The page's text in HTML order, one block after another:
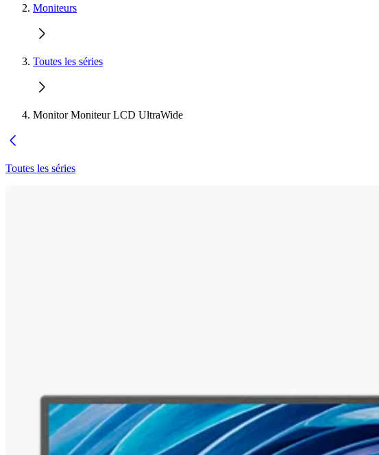
Moniteurs
Toutes les séries
Monitor Moniteur LCD UltraWide
Toutes les séries